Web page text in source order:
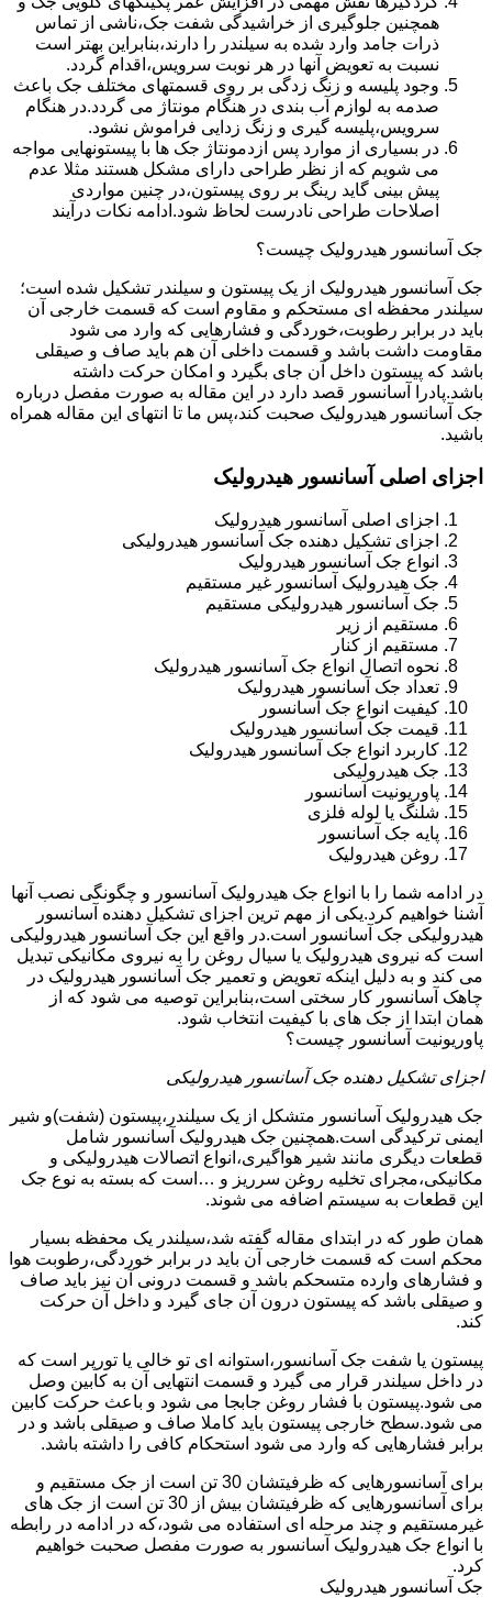
همچنین جلوگیری از خراشیدگی شفت جک،ناشی از تماس
ذرات جامد وارد شده به سیلندر را دارند،بنابراین بهتر است
نسبت به تعویض آنها در هر نوبت سرویس،اقدام گردد.
وجود پلیسه و زنگ زدگی بر روی قسمتهای مختلف جک باعث
صدمه به لوازم آب بندی در هنگام مونتاژ می گردد.در هنگام
سرویس،پلیسه گیری و زنگ زدایی فراموش نشود.
در بسیاری از موارد پس ازدمونتاژ جک ها با پیستونهایی مواجه
می شویم که از نظر طراحی دارای مشکل هستند مثلا عدم
پیش بینی گاید رینگ بر روی پیستون،در چنین مواردی
اصلاحات طراحی نادرست لحاظ شود.ادامه نکات درآیند
جک آسانسور هیدرولیک چیست؟
جک آسانسور هیدرولیک از یک پیستون و سیلندر تشکیل شده است؛
سیلندر محفظه ای مستحکم و مقاوم است که قسمت خارجی آن
باید در برابر رطوبت،خوردگی و فشارهایی که وارد می شود
مقاومت داشت باشد و قسمت داخلی آن هم باید صاف و صیقلی
باشد که پیستون داخل آن جای بگیرد و امکان حرکت داشته
باشد.پادرا آسانسور قصد دارد در این مقاله به صورت مفصل درباره
جک آسانسور هیدرولیک صحبت کند،پس ما تا انتهای این مقاله همراه
باشید.
اجزای اصلی آسانسور هیدرولیک
اجزای اصلی آسانسور هیدرولیک
اجزای تشکیل دهنده جک آسانسور هیدرولیکی
انواع جک آسانسور هیدرولیک
جک هیدرولیک آسانسور غیر مستقیم
جک آسانسور هیدرولیکی مستقیم
مستقیم از زیر
مستقیم از کنار
نحوه اتصال انواع جک آسانسور هیدرولیک
تعداد جک آسانسور هیدرولیک
کیفیت انواع جک آسانسور
قیمت جک آسانسور هیدرولیک
کاربرد انواع جک آسانسور هیدرولیک
جک هیدرولیکی
پاوریونیت آسانسور
شلنگ یا لوله فلزی
پایه جک آسانسور
روغن هیدرولیک
در ادامه شما را با انواع جک هیدرولیک آسانسور و چگونگی نصب آنها
آشنا خواهیم کرد.یکی از مهم ترین اجزای تشکیل دهنده آسانسور
هیدرولیکی جک آسانسور است.در واقع این جک آسانسور هیدرولیکی
است که نیروی هیدرولیک یا سیال روغن را به نیروی مکانیکی تبدیل
می کند و به دلیل اینکه تعویض و تعمیر جک آسانسور هیدرولیک در
چاهک آسانسور کار سختی است،بنابراین توصیه می شود که از
همان ابتدا از جک های با کیفیت انتخاب شود.
پاوریونیت آسانسور چیست؟
اجزای تشکیل دهنده جک آسانسور هیدرولیکی
جک هیدرولیک آسانسور متشکل از یک سیلندر،پیستون (شفت)و شیر
ایمنی ترکیدگی است.همچنین جک هیدرولیک آسانسور شامل
قطعات دیگری مانند شیر هواگیری،انواع اتصالات هیدرولیکی و
مکانیکی،مجرای تخلیه روغن سرریز و …است که بسته به نوع جک
این قطعات به سیستم اضافه می شوند.
همان طور که در ابتدای مقاله گفته شد،سیلندر یک محفظه بسیار
محکم است که قسمت خارجی آن باید در برابر خوردگی،رطوبت هوا
و فشارهای وارده متسحکم باشد و قسمت درونی آن نیز باید صاف
و صیقلی باشد که پیستون درون آن جای گیرد و داخل آن حرکت
کند.
پیستون یا شفت جک آسانسور،استوانه ای تو خالی یا تورپر است که
در داخل سیلندر قرار می گیرد و قسمت انتهایی آن به کابین وصل
می شود.پیستون با فشار روغن جابجا می شود و باعث حرکت کابین
می شود.سطح خارجی پیستون باید کاملا صاف و صیقلی باشد و در
برابر فشارهایی که وارد می شود استحکام کافی را داشته باشد.
برای آسانسورهایی که ظرفیتشان 30 تن است از جک مستقیم و
برای آسانسورهایی که ظرفیتشان بیش از 30 تن است از جک های
غیرمستقیم و چند مرحله ای استفاده می شود،که در ادامه در رابطه
با انواع جک هیدرولیک آسانسور به صورت مفصل صحبت خواهیم
کرد.
جک آسانسور هیدرولیک